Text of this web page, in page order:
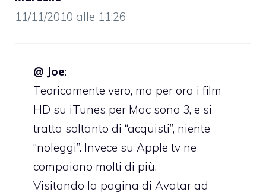
11/11/2010 alle 11:26
@ Joe:
Teoricamente vero, ma per ora i film
HD su iTunes per Mac sono 3, e si
tratta soltanto di “acquisti”, niente
“noleggi”. Invece su Apple tv ne
compaiono molti di più.
Visitando la pagina di Avatar ad